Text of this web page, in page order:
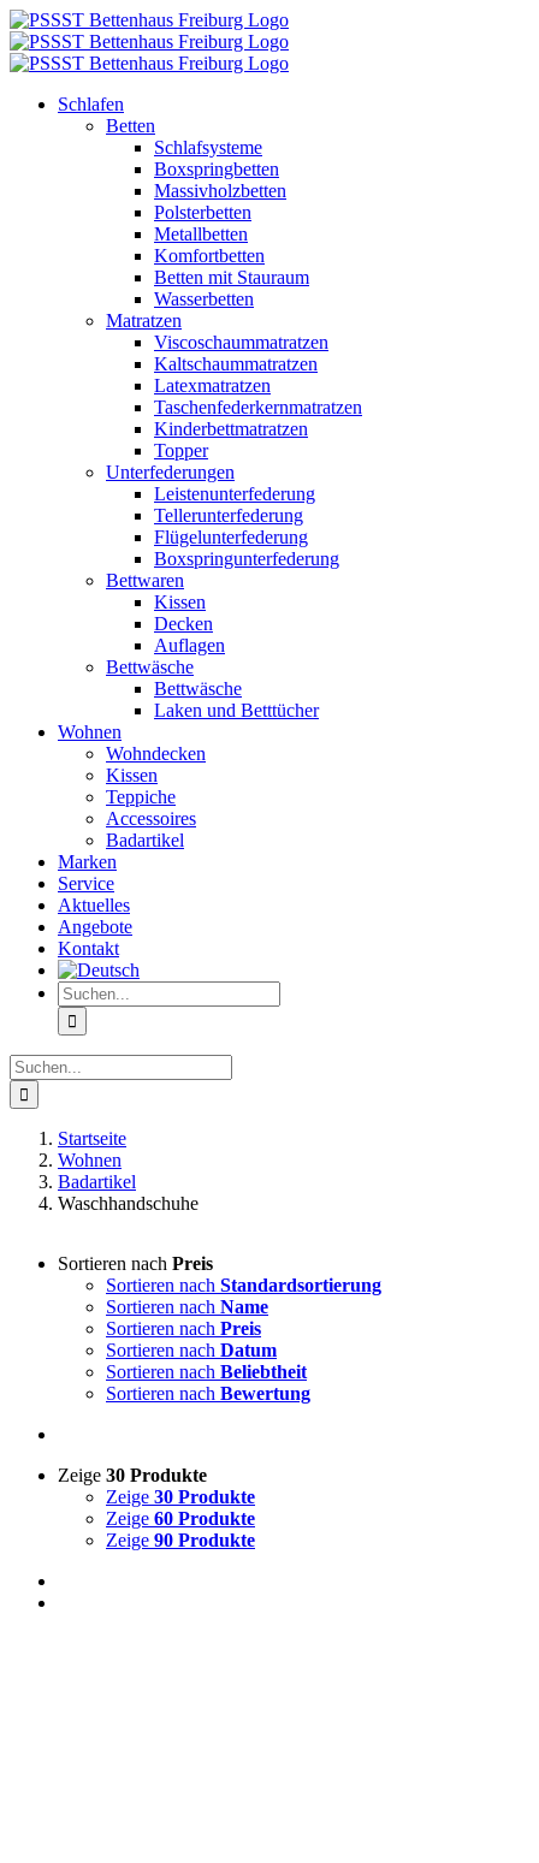
Zum
Inhalt
springen
Schlafen
Betten
Schlafsysteme
Boxspringbetten
Massivholzbetten
Polsterbetten
Metallbetten
Komfortbetten
Betten mit Stauraum
Wasserbetten
Matratzen
Viscoschaummatratzen
Kaltschaummatratzen
Latexmatratzen
Taschenfederkernmatratzen
Kinderbettmatratzen
Topper
Unterfederungen
Leistenunterfederung
Tellerunterfederung
Flügelunterfederung
Boxspringunterfederung
Bettwaren
Kissen
Decken
Auflagen
Bettwäsche
Bettwäsche
Laken und Betttücher
Wohnen
Wohndecken
Kissen
Teppiche
Accessoires
Badartikel
Marken
Service
Aktuelles
Angebote
Kontakt
Suche
nach:
Suche
nach:
Startseite
Wohnen
Badartikel
Waschhandschuhe
Sortieren nach Preis
Sortieren nach Standardsortierung
Sortieren nach Name
Sortieren nach Preis
Sortieren nach Datum
Sortieren nach Beliebtheit
Sortieren nach Bewertung
Zeige 30 Produkte
Zeige 30 Produkte
Zeige 60 Produkte
Zeige 90 Produkte